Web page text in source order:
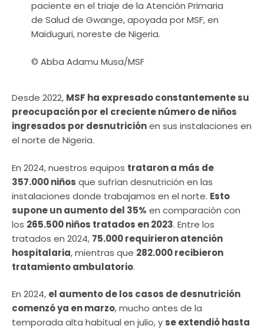
paciente en el triaje de la Atención Primaria
de Salud de Gwange, apoyada por MSF, en
Maiduguri, noreste de Nigeria.
© Abba Adamu Musa/MSF
Desde 2022, MSF ha expresado constantemente su
preocupación por el creciente número de niños
ingresados por desnutriciónen sus instalaciones en
el norte de Nigeria.
En 2024, nuestros equipos trataron a más de
357.000 niños que sufrían desnutrición en las
instalaciones donde trabajamos en el norte. Esto
supone un aumento del 35% en comparación con
los 265.500 niños tratados en 2023. Entre los
tratados en 2024, 75.000 requirieron atención
hospitalaria, mientras que 282.000 recibieron
tratamiento ambulatorio.
En 2024, el aumento de los casos de desnutrición
comenzó ya en marzo, mucho antes de la
temporada alta habitual en julio, y se extendió hasta